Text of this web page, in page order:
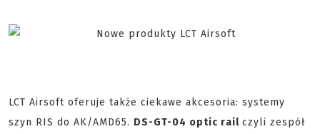
LCT Airsoft oferuje także ciekawe akcesoria: systemy
szyn RIS do AK/AMD65. DS-GT-04 optic rail czyli zespół